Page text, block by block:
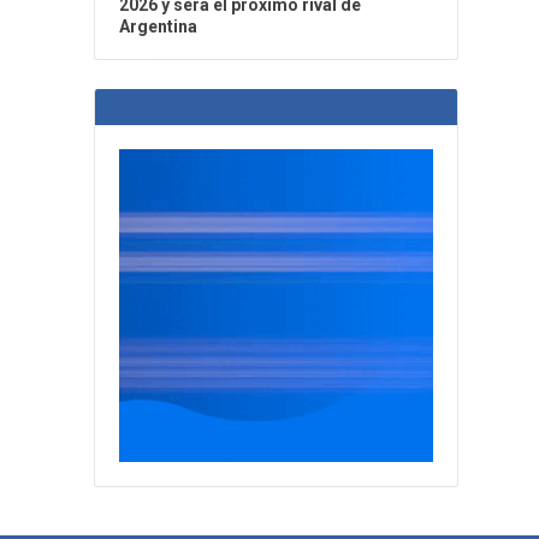
2026 y será el próximo rival de
Argentina